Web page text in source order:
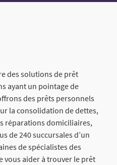
des solutions de prêt
ayant un pointage de
des prêts personnels
la consolidation de dettes,
réparations domiciliaires,
de 240 succursales d’un
de spécialistes des
vous aider à trouver le prêt